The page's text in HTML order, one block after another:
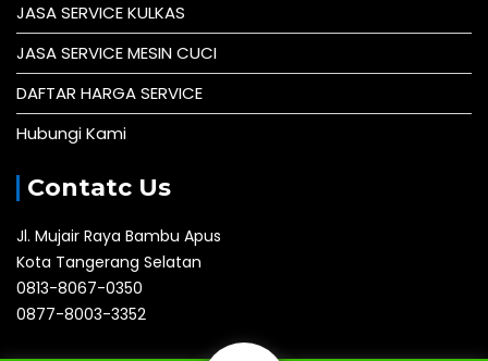
JASA SERVICE KULKAS
JASA SERVICE MESIN CUCI
DAFTAR HARGA SERVICE
Hubungi Kami
Contatc Us
Jl. Mujair Raya Bambu Apus
Kota Tangerang Selatan
0813-8067-0350
0877-8003-3352